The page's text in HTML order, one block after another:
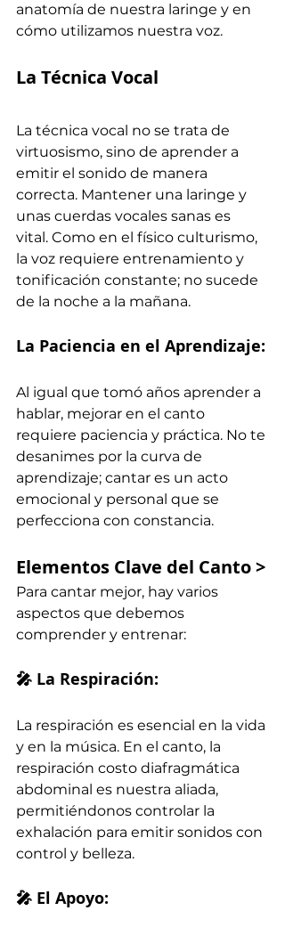
anatomía de nuestra laringe y en
cómo utilizamos nuestra voz.
La Técnica Vocal
La técnica vocal no se trata de
virtuosismo, sino de aprender a
emitir el sonido de manera
correcta. Mantener una laringe y
unas cuerdas vocales sanas es
vital. Como en el físico culturismo,
la voz requiere entrenamiento y
tonificación constante; no sucede
de la noche a la mañana.
La Paciencia en el Aprendizaje:
Al igual que tomó años aprender a
hablar, mejorar en el canto
requiere paciencia y práctica. No te
desanimes por la curva de
aprendizaje; cantar es un acto
emocional y personal que se
perfecciona con constancia.
Elementos Clave del Canto >
Para cantar mejor, hay varios
aspectos que debemos
comprender y entrenar:
🎤 La Respiración:
La respiración es esencial en la vida
y en la música. En el canto, la
respiración costo diafragmática
abdominal es nuestra aliada,
permitiéndonos controlar la
exhalación para emitir sonidos con
control y belleza.
🎤 El Apoyo: